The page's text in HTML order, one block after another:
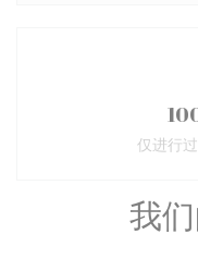
我
仅进行